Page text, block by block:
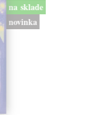
na sklade
novinka